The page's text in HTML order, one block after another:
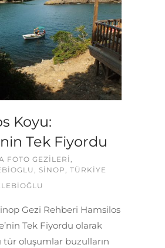
Koyu:
Tek Fiyordu
FOTO GEZILERI
SINOP
TÜRKIYE
Gezi Rehberi Hamsilos
Tek Fiyordu olarak
tür oluşumlar buzulların